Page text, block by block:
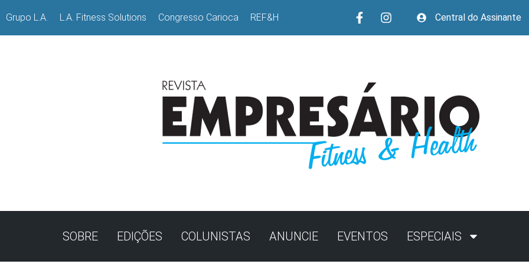
Grupo L.A. L.A. Fitness Solutions Congresso Carioca REF&H Central do Assinante
SOBRE EDIÇÕES COLUNISTAS ANUNCIE EVENTOS ESPECIAIS